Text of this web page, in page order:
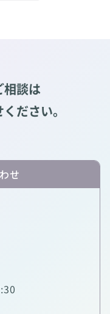
相談は
ださい。
せ